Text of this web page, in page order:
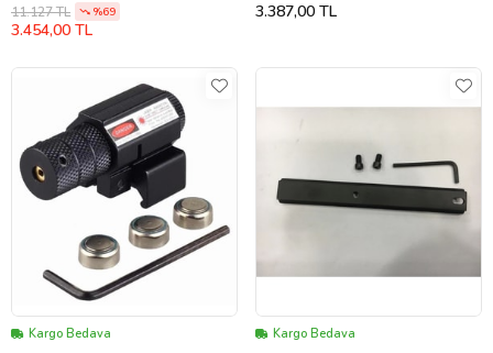
11.127 TL
%69
3.454,00 TL
3.387,00 TL
Kargo Bedava Kargo Bedava